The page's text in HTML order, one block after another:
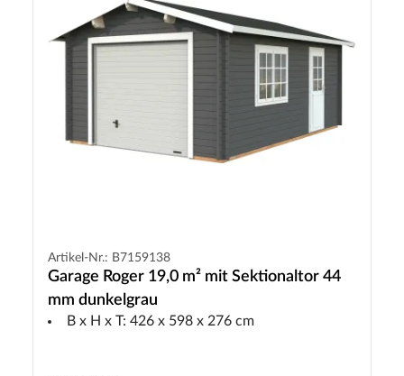
Artikel-Nr.: B7159138
Garage Roger 19,0 m² mit Sektionaltor 44
mm dunkelgrau
B x H x T: 426 x 598 x 276 cm